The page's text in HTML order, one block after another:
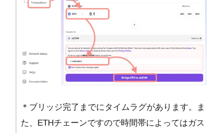
＊ブリッジ完了までにタイムラグがあります。ま
た、ETHチェーンですので時間帯によってはガス